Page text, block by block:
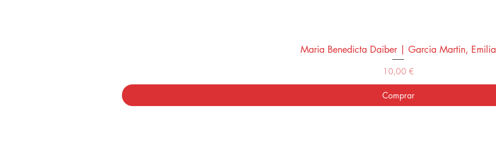
Vista rápida
Maria Benedicta Daiber | Garcia Martin, Emilia
Precio
10,00 €
Comprar